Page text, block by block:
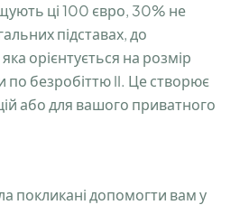
ці 100 євро, 30% не
підставах, до
орієнтується на розмір
по безробіттю II. Це створює
або для вашого приватного
покликані допомогти вам у